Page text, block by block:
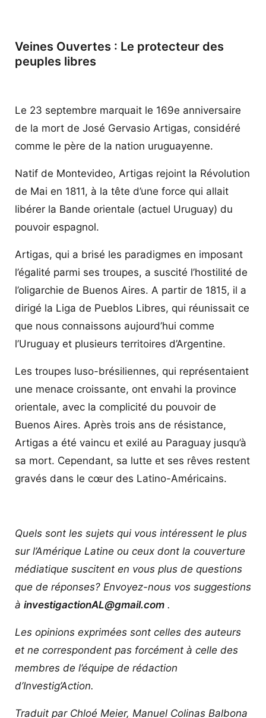
Veines Ouvertes : Le protecteur des
peuples libres
Le 23 septembre marquait le 169e anniversaire
de la mort de José Gervasio Artigas, considéré
comme le père de la nation uruguayenne.
Natif de Montevideo, Artigas rejoint la Révolution
de Mai en 1811, à la tête d’une force qui allait
libérer la Bande orientale (actuel Uruguay) du
pouvoir espagnol.
Artigas, qui a brisé les paradigmes en imposant
l’égalité parmi ses troupes, a suscité l’hostilité de
l’oligarchie de Buenos Aires. A partir de 1815, il a
dirigé la Liga de Pueblos Libres, qui réunissait ce
que nous connaissons aujourd’hui comme
l’Uruguay et plusieurs territoires d’Argentine.
Les troupes luso-brésiliennes, qui représentaient
une menace croissante, ont envahi la province
orientale, avec la complicité du pouvoir de
Buenos Aires. Après trois ans de résistance,
Artigas a été vaincu et exilé au Paraguay jusqu’à
sa mort. Cependant, sa lutte et ses rêves restent
gravés dans le cœur des Latino-Américains.
Quels sont les sujets qui vous intéressent le plus
sur l’Amérique Latine ou ceux dont la couverture
médiatique suscitent en vous plus de questions
que de réponses? Envoyez-nous vos suggestions
à investigactionAL@gmail.com .
Les opinions exprimées sont celles des auteurs
et ne correspondent pas forcément à celle des
membres de l’équipe de rédaction
d’Investig’Action.
Traduit par Chloé Meier, Manuel Colinas Balbona